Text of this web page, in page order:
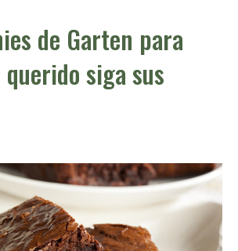
de Garten para
siga sus